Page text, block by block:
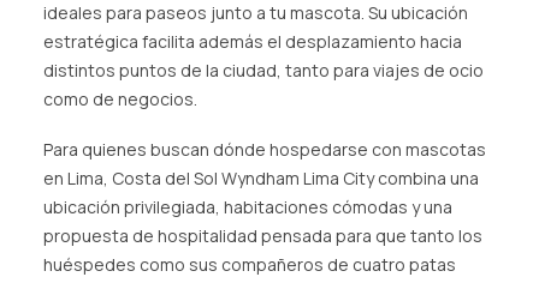
ideales para paseos junto a tu mascota. Su ubicación
estratégica facilita además el desplazamiento hacia
distintos puntos de la ciudad, tanto para viajes de ocio
como de negocios.
Para quienes buscan dónde hospedarse con mascotas
en Lima, Costa del Sol Wyndham Lima City combina una
ubicación privilegiada, habitaciones cómodas y una
propuesta de hospitalidad pensada para que tanto los
huéspedes como sus compañeros de cuatro patas